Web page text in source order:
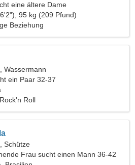
eine ältere Dame
95 kg (209 Pfund)
Beziehung
Wassermann
ein Paar 32-37
Roll
Schütze
Frau sucht einen Mann 36-42